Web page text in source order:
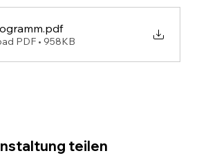
.pdf
PDF • 958KB
teilen